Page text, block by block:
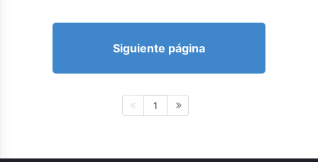
Siguiente página
1